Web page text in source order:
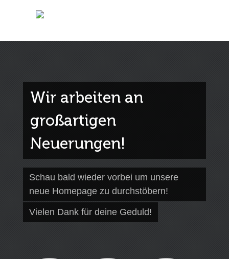
Wir arbeiten an
großartigen
Neuerungen!
Schau bald wieder vorbei um unsere
neue Homepage zu durchstöbern!
Vielen Dank für deine Geduld!